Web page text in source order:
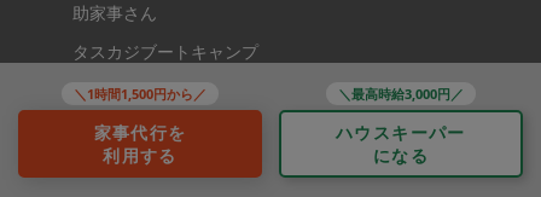
＼1時間1,500円から／
家事代行を
利用する
＼最高時給3,000円／
ハウスキーパー
になる
助家事さん
タスカジブートキャンプ
家事クリエイター
ソーシャルメディア